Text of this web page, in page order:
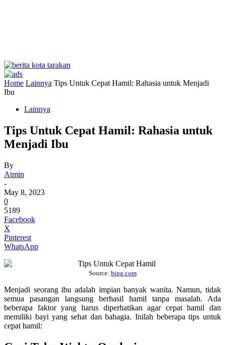
Home Lainnya Tips Untuk Cepat Hamil: Rahasia untuk Menjadi
Ibu
Lainnya
Tips Untuk Cepat Hamil: Rahasia untuk
Menjadi Ibu
By
Atmin
-
May 8, 2023
0
5189
Facebook
X
Pinterest
WhatsApp
Source: bing.com
Menjadi seorang ibu adalah impian banyak wanita. Namun, tidak
semua pasangan langsung berhasil hamil tanpa masalah. Ada
beberapa faktor yang harus diperhatikan agar cepat hamil dan
memiliki bayi yang sehat dan bahagia. Inilah beberapa tips untuk
cepat hamil: